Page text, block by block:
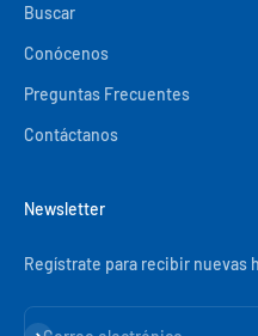
Buscar
Conócenos
Preguntas Frecuentes
Contáctanos
Newsletter
Regístrate para recibir nuevas